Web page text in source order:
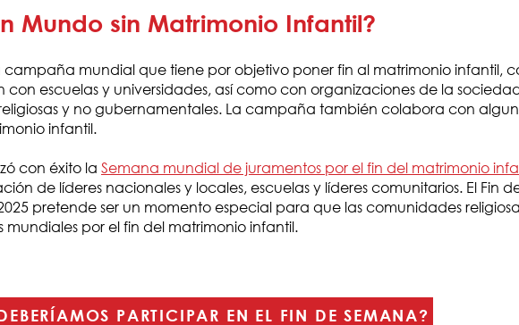
Mundo sin Matrimonio Infantil?
campaña mundial que tiene por objetivo poner fin al matrimonio infantil,
escuelas y universidades, así como con organizaciones de la
y no gubernamentales. La campaña también colabora con
infantil.
con éxito la Semana mundial de juramentos por el fin del matrimonio
de líderes nacionales y locales, escuelas y líderes comunitarios. El Fin
pretende ser un momento especial para que las comunidades
mundiales por el fin del matrimonio infantil.
PARTICIPAR EN EL FIN DE SEMANA?